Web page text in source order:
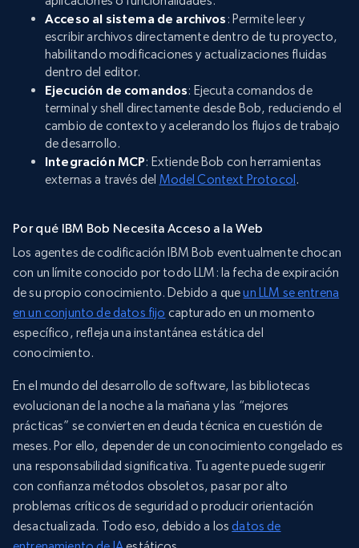
Acceso al sistema de archivos : Permite leer y
escribir archivos directamente dentro de tu proyecto,
habilitando modificaciones y actualizaciones fluidas
dentro del editor.
Ejecución de comandos: Ejecuta comandos de
terminal y shell directamente desde Bob, reduciendo el
cambio de contexto y acelerando los flujos de trabajo
de desarrollo.
Integración MCP: Extiende Bob con herramientas
externas a través del Model Context Protocol .
Por qué IBM Bob Necesita Acceso a la Web
Los agentes de codificación IBM Bob eventualmente chocan
con un límite conocido por todo LLM: la fecha de expiración
de su propio conocimiento. Debido a queun LLM se entrena
en un conjunto de datos fijo capturado en un momento
específico, refleja una instantánea estática del
conocimiento.
En el mundo del desarrollo de software, las bibliotecas
evolucionan de la noche a la mañana y las “mejores
prácticas” se convierten en deuda técnica en cuestión de
meses. Por ello, depender de un conocimiento congelado es
una responsabilidad significativa. Tu agente puede sugerir
con confianza métodos obsoletos, pasar por alto
problemas críticos de seguridad o producir orientación
desactualizada. Todo eso, debido a losdatos de